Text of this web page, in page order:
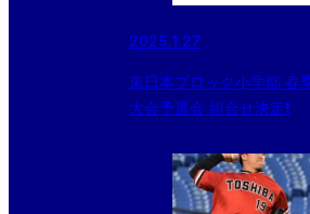
2025.1.27
東日本ブロック小学部 春
大会予選会 組合せ決定❗️